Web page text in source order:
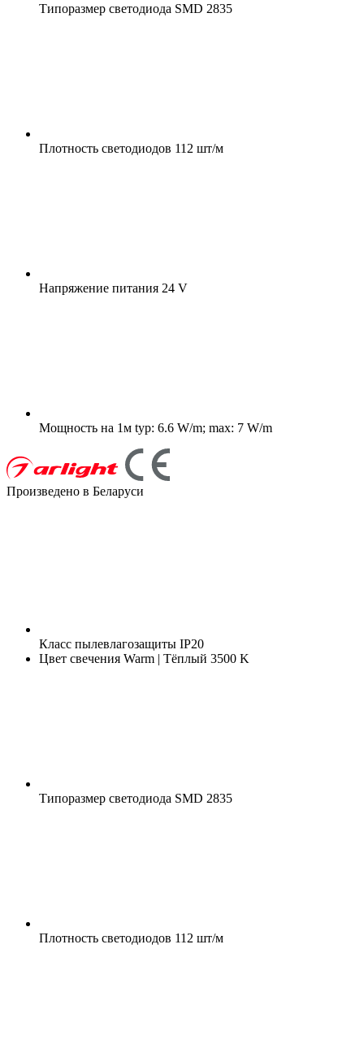
Типоразмер светодиода SMD 2835
Плотность светодиодов 112 шт/м
Напряжение питания 24 V
Мощность на 1м typ: 6.6 W/m; max: 7 W/m
Произведено в Беларуси
Класс пылевлагозащиты IP20
Цвет свечения Warm | Тёплый 3500 K
Типоразмер светодиода SMD 2835
Плотность светодиодов 112 шт/м